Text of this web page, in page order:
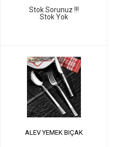
Stok Sorunuz !!!
Stok Yok
ALEV YEMEK BIÇAK